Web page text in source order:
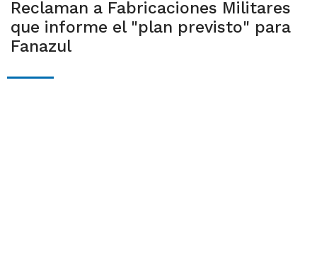
Reclaman a Fabricaciones Militares
que informe el "plan previsto" para
Fanazul